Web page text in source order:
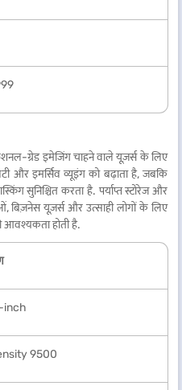
ग्रेड इमेजिंग चाहने वाले यूज़र्स के लिए
और इमर्सिव व्यूइंग को बढ़ाता है, जबकि
सुनिश्चित करता है. पर्याप्त स्टोरेज और
बिज़नेस यूज़र्स और उत्साही लोगों के लिए
आवश्यकता होती है.
inch
9500